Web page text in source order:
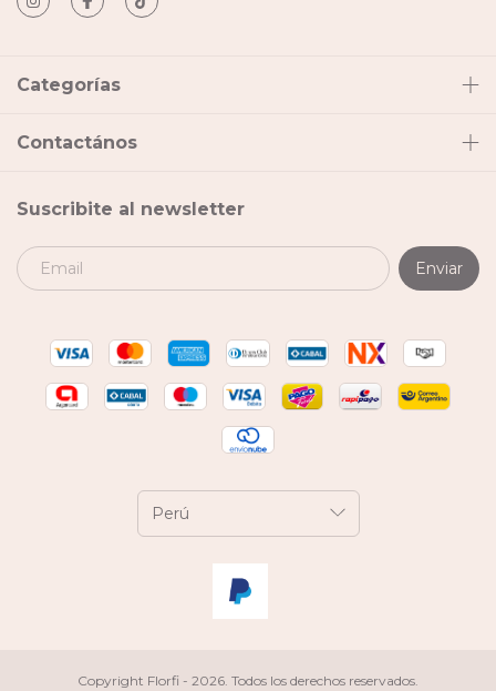
Categorías
Contactános
Suscribite al newsletter
Copyright Florfi - 2026. Todos los derechos reservados.